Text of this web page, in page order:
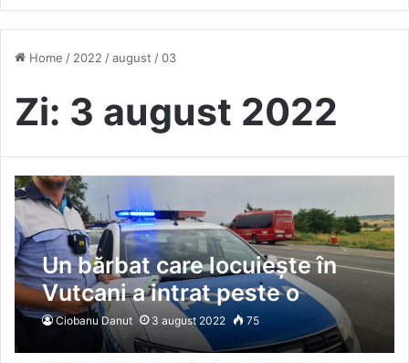
Home / 2022 /august /03
Zi: 3 august 2022
Un bărbat care locuiește în
Vutcani a intrat peste o
bătrână să îi fure banii!
Femeia l-a surprins pe hoț
Ciobanu Danut 3 august 2022 75